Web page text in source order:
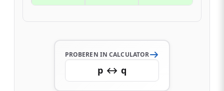
PROBEREN IN CALCULATOR
p ↔ q